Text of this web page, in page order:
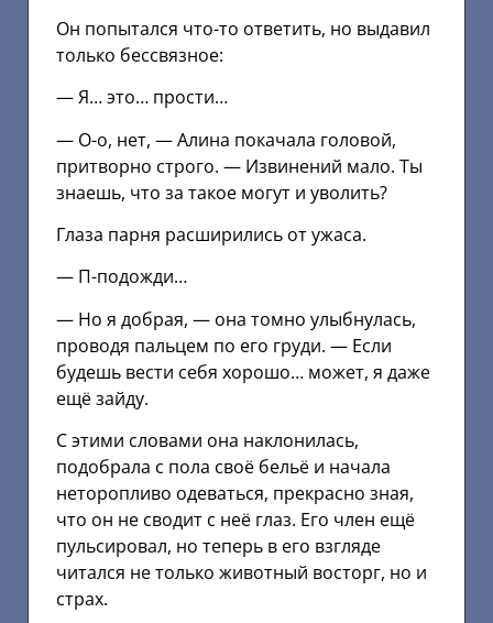
Он попытался что-то ответить, но выдавил
только бессвязное:
— Я… это… прости…
— О-о, нет, — Алина покачала головой,
притворно строго. — Извинений мало. Ты
знаешь, что за такое могут и уволить?
Глаза парня расширились от ужаса.
— П-подожди…
— Но я добрая, — она томно улыбнулась,
проводя пальцем по его груди. — Если
будешь вести себя хорошо… может, я даже
ещё зайду.
С этими словами она наклонилась,
подобрала с пола своё бельё и начала
неторопливо одеваться, прекрасно зная,
что он не сводит с неё глаз. Его член ещё
пульсировал, но теперь в его взгляде
читался не только животный восторг, но и
страх.